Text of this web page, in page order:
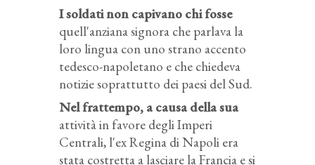
I soldati non capivano chi fosse
quell'anziana signora che parlava la
loro lingua con uno strano accento
tedesco-napoletano e che chiedeva
notizie soprattutto dei paesi del Sud.
Nel frattempo, a causa della sua
attività in favore degli Imperi
Centrali, l'ex Regina di Napoli era
stata costretta a lasciare la Francia e si